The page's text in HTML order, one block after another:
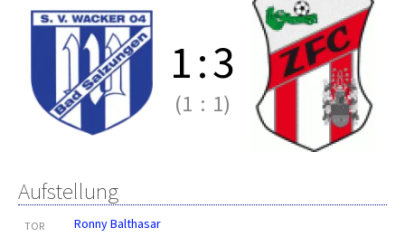
1:3
(1 : 1)
Aufstellung
TOR Ronny Balthasar